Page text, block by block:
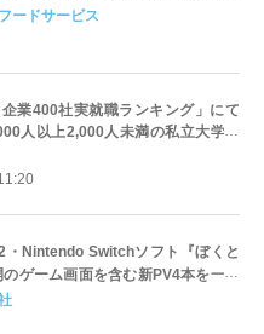
内
ードサービス
業400社実就職ランキング」にて
人以上2,000人未満の私立大学で
～実就職率は26.5%（前年比＋
の私立大学でも10位にランクイン
・Nintendo Switchソフト『ぼくと
ゲーム画面を含む新PV4本を一挙